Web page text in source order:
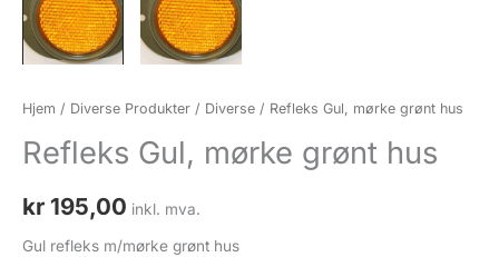
Hjem / Diverse Produkter / Diverse / Refleks Gul, mørke grønt hus
Refleks Gul, mørke grønt hus
kr 195,00 inkl. mva.
Gul refleks m/mørke grønt hus